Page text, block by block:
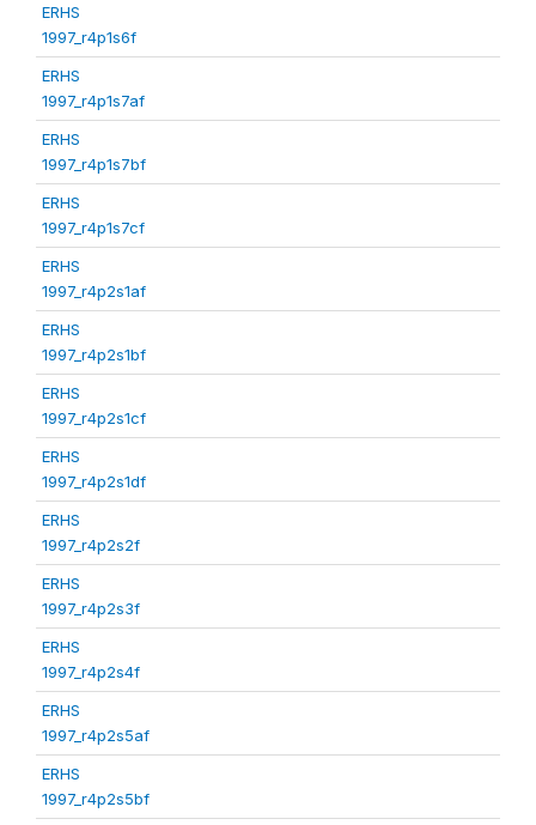
ERHS
1997_r4p1s6f
ERHS
1997_r4p1s7af
ERHS
1997_r4p1s7bf
ERHS
1997_r4p1s7cf
ERHS
1997_r4p2s1af
ERHS
1997_r4p2s1bf
ERHS
1997_r4p2s1cf
ERHS
1997_r4p2s1df
ERHS
1997_r4p2s2f
ERHS
1997_r4p2s3f
ERHS
1997_r4p2s4f
ERHS
1997_r4p2s5af
ERHS
1997_r4p2s5bf